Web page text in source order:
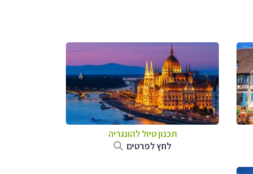
תכנון טיול להונגריה
לחץ לפרטים